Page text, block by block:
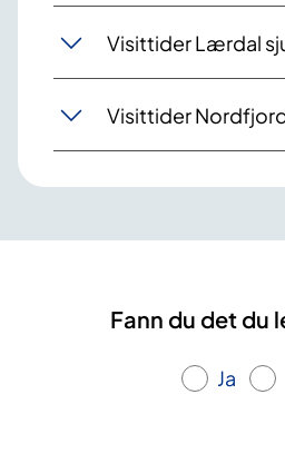
Visittider Lærdal
Visittider
Fann du det du
Ja